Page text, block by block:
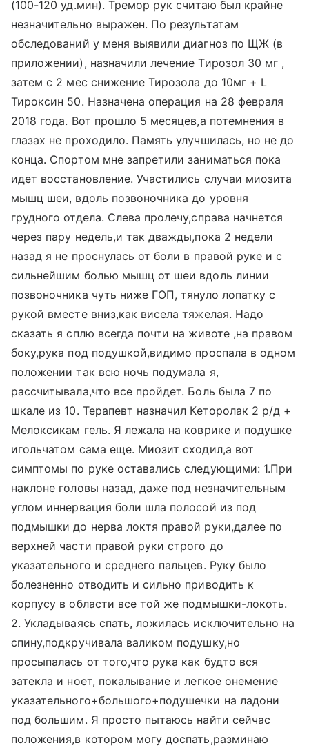
(100-120 уд.мин). Тремор рук считаю был крайне
незначительно выражен. По результатам
обследований у меня выявили диагноз по ЩЖ (в
приложении), назначили лечение Тирозол 30 мг ,
затем с 2 мес снижение Тирозола до 10мг + L
Тироксин 50. Назначена операция на 28 февраля
2018 года. Вот прошло 5 месяцев,а потемнения в
глазах не проходило. Память улучшилась, но не до
конца. Спортом мне запретили заниматься пока
идет восстановление. Участились случаи миозита
мышц шеи, вдоль позвоночника до уровня
грудного отдела. Слева пролечу,справа начнется
через пару недель,и так дважды,пока 2 недели
назад я не проснулась от боли в правой руке и с
сильнейшим болью мышц от шеи вдоль линии
позвоночника чуть ниже ГОП, тянуло лопатку с
рукой вместе вниз,как висела тяжелая. Надо
сказать я сплю всегда почти на животе ,на правом
боку,рука под подушкой,видимо проспала в одном
положении так всю ночь подумала я,
рассчитывала,что все пройдет. Боль была 7 по
шкале из 10. Терапевт назначил Кеторолак 2 р/д +
Мелоксикам гель. Я лежала на коврике и подушке
игольчатом сама еще. Миозит сходил,а вот
симптомы по руке оставались следующими: 1.При
наклоне головы назад, даже под незначительным
углом иннервация боли шла полосой из под
подмышки до нерва локтя правой руки,далее по
верхней части правой руки строго до
указательного и среднего пальцев. Руку было
болезненно отводить и сильно приводить к
корпусу в области все той же подмышки-локоть.
2. Укладываясь спать, ложилась исключительно на
спину,подкручивала валиком подушку,но
просыпалась от того,что рука как будто вся
затекла и ноет, покалывание и легкое онемение
указательного+большого+подушечки на ладони
под большим. Я просто пытаюсь найти сейчас
положения,в котором могу доспать,разминаю